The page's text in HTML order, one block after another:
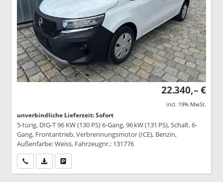
22.340,– €
incl. 19% MwSt.
unverbindliche Lieferzeit: Sofort
5-türig, DIG-T 96 KW (130 PS) 6-Gang, 96 kW (131 PS), Schalt. 6-
Gang, Frontantrieb, Verbrennungsmotor (ICE), Benzin,
Außenfarbe: Weiss, Fahrzeugnr.: 131776
Wir rufen Sie anPDF-Datei, Fahrzeugexposé drucken